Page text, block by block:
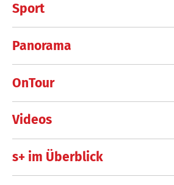
Sport
Panorama
OnTour
Videos
s+ im Überblick